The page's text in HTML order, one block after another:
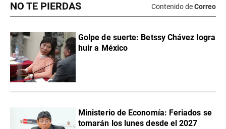
NO TE PIERDAS Contenido deCorreo
Golpe de suerte: Betssy Chávez logra
huir a México
Ministerio de Economía: Feriados se
tomarán los lunes desde el 2027